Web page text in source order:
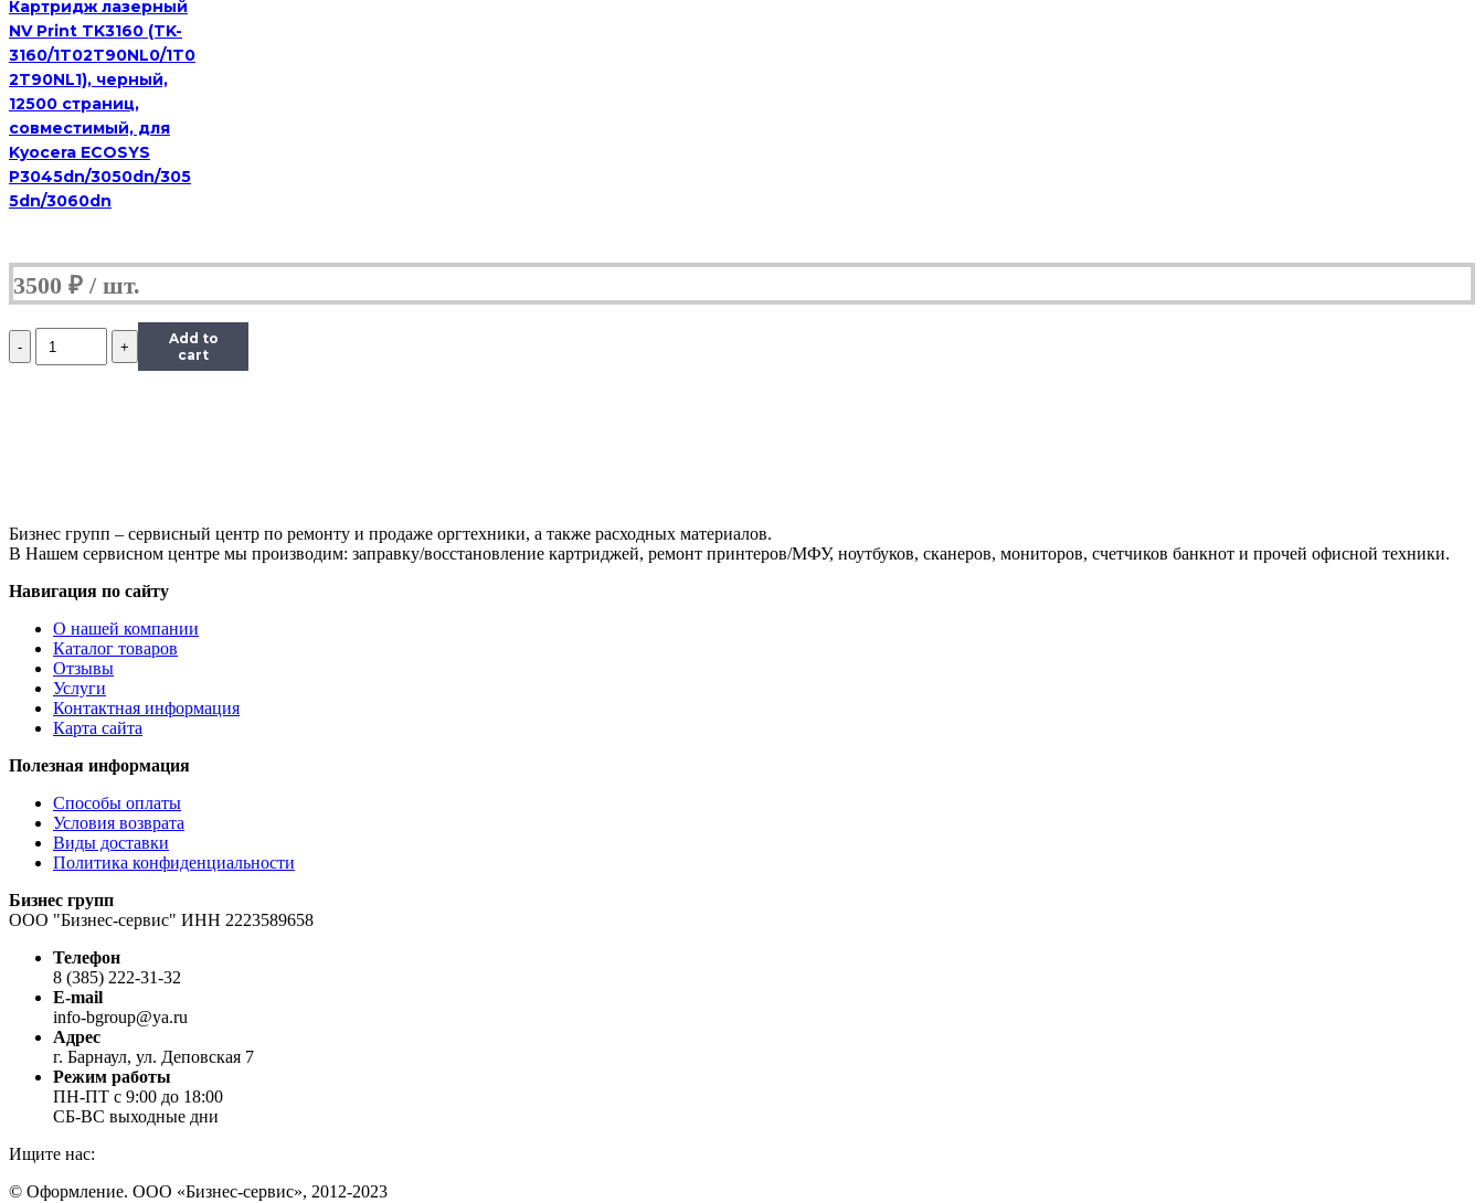
Картридж лазерный
NV Print TK3160 (TK-
3160/1T02T90NL0/1T0
2T90NL1), черный,
12500 страниц,
совместимый, для
Kyocera ECOSYS
P3045dn/3050dn/305
5dn/3060dn
3500 ₽
Количество
Картридж
Add to
cart
Бизнес групп – сервисный центр по ремонту и продаже оргтехники, а также расходных материалов.
В Нашем сервисном центре мы производим: заправку/восстановление картриджей, ремонт принтеров/МФУ, ноутбуков, сканеров, мониторов, счетчиков банкнот и прочей офисной техники.
Навигация по сайту
О нашей компании
Каталог товаров
Отзывы
Услуги
Контактная информация
Карта сайта
Полезная информация
Способы оплаты
Условия возврата
Виды доставки
Политика конфиденциальности
Бизнес групп
ООО "Бизнес-сервис" ИНН 2223589658
Телефон
8 (385) 222-31-32
E-mail
info-bgroup@ya.ru
Адрес
г. Барнаул, ул. Деповская 7
Режим работы
ПН-ПТ с 9:00 до 18:00
СБ-ВС выходные дни
Ищите нас:
Страница
Страница
Страница
© Оформление. ООО «Бизнес-сервис», 2012-2023